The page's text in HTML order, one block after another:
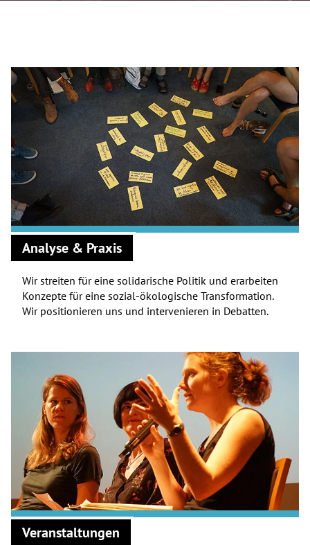
Analyse & Praxis
Wir streiten für eine solidarische Politik und erarbeiten
Konzepte für eine sozial-ökologische Transformation.
Wir positionieren uns und intervenieren in Debatten.
Veranstaltungen